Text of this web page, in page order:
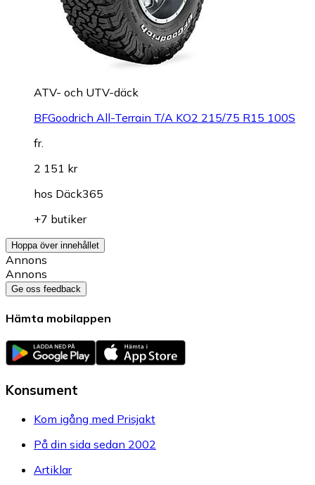
ATV- och UTV-däck
BFGoodrich All-Terrain T/A KO2 215/75 R15 100S
fr.
2 151 kr
hos Däck365
+7 butiker
Hoppa över innehållet
Annons
Annons
Ge oss feedback
Hämta mobilappen
Konsument
Kom igång med Prisjakt
På din sida sedan 2002
Artiklar